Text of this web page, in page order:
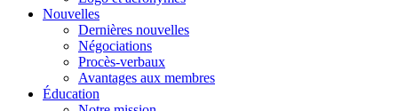
Nouvelles
Dernières nouvelles
Négociations
Procès-verbaux
Avantages aux membres
Éducation